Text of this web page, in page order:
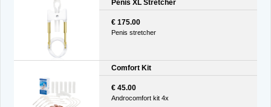
Penis XL Stretcher
€ 175.00
Penis stretcher
Comfort Kit
€ 45.00
Androcomfort kit 4x